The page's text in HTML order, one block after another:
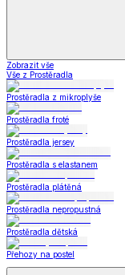
Zobrazit vše
Vše z Prostěradla
Prostěradla z mikroplyše
Prostěradla froté
Prostěradla jersey
Prostěradla s elastanem
Prostěradla plátěná
Prostěradla nepropustná
Prostěradla dětská
Přehozy na postel